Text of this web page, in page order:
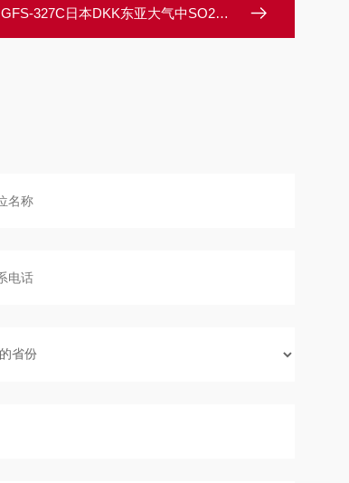
GFS-327C日本DKK东亚大气中SO2・SPM测量装置